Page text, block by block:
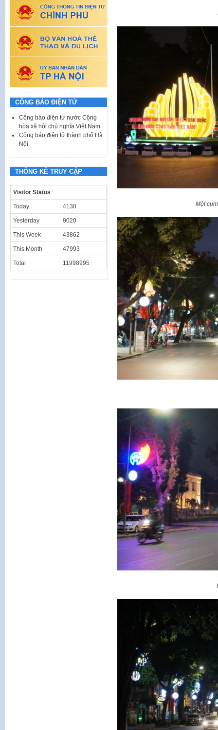
Một
CÔNG BÁO ĐIỆN TỬ
Công báo điện tử nước Cộng
hòa xã hội chủ nghĩa Việt Nam
Công báo điện tử thành phố Hà
Nội
THỐNG KÊ TRUY CẬP
Visitor Status
Today 4130
Yesterday 9020
This Week 43862
This Month 47993
Total 11998995